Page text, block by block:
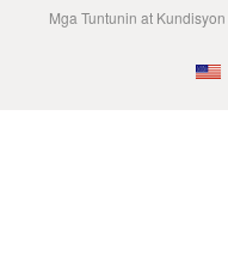
Mga Tuntunin at Kundisyon